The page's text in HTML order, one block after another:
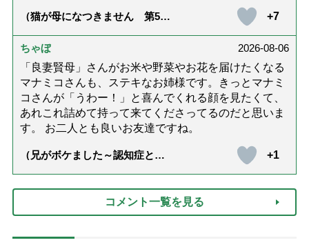
（猫が母になつきません 第500
+7
ちゃぼ
2026-08-06
「良妻賢母」さんがお米や野菜やお花を届けたくなる
マナミコさんも、ステキなお姉様です。きっとマナミ
コさんが「うわー！」と喜んでくれる顔を見たくて、
あれこれ詰めて持って来てくださってるのだと思いま
す。 お二人とも良いお友達ですね。
（兄がボケました～認知症と介
達』が届きました」）
+1
コメント一覧を見る